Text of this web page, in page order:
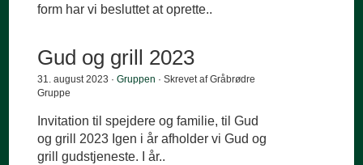
form har vi besluttet at oprette..
Gud og grill 2023
31. august 2023 ·Gruppen · Skrevet af Gråbrødre
Gruppe
Invitation til spejdere og familie, til Gud
og grill 2023 Igen i år afholder vi Gud og
grill gudstjeneste. I år..